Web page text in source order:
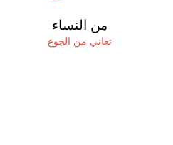
من النساء
تعاني من الجوع